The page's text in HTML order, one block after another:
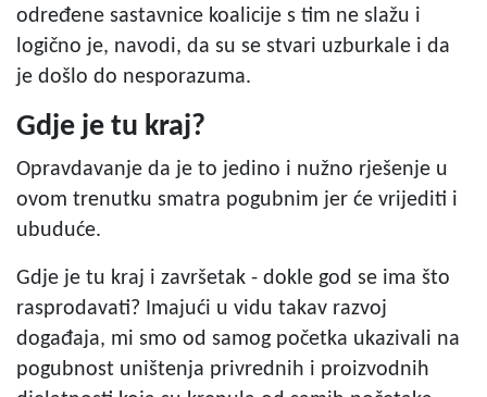
određene sastavnice koalicije s tim ne slažu i
logično je, navodi, da su se stvari uzburkale i da
je došlo do nesporazuma.
Gdje je tu kraj?
Opravdavanje da je to jedino i nužno rješenje u
ovom trenutku smatra pogubnim jer će vrijediti i
ubuduće.
Gdje je tu kraj i završetak - dokle god se ima što
rasprodavati? Imajući u vidu takav razvoj
događaja, mi smo od samog početka ukazivali na
pogubnost uništenja privrednih i proizvodnih